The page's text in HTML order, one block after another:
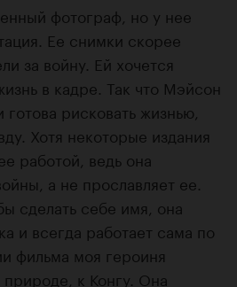
фотограф, но у нее
Ее снимки скорее
за войну. Ей хочется
в кадре. Так что Мэйсон
рисковать жизнью,
Хотя некоторые издания
работой, ведь она
а не прославляет ее.
сделать себе имя, она
и всегда работает сама по
фильма моя героиня
к Конгу. Она